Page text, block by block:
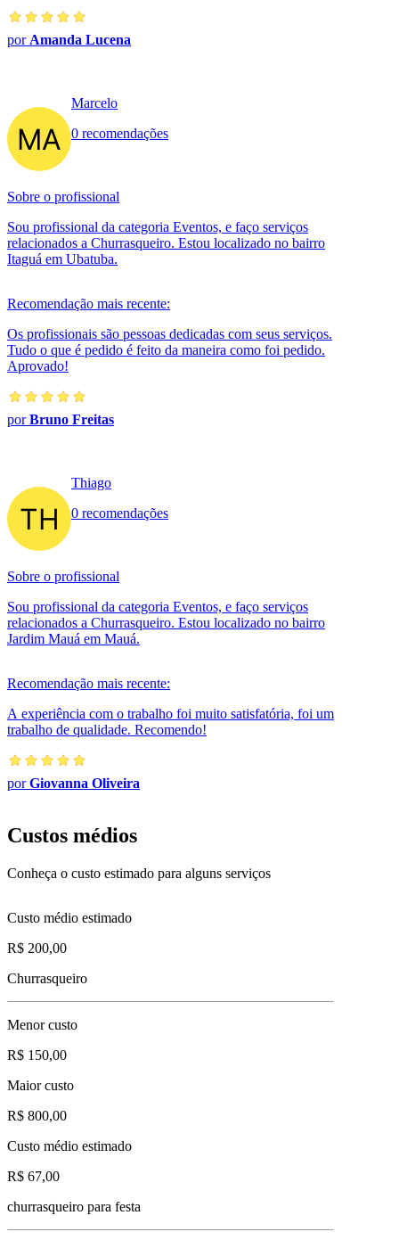
por Amanda Lucena
Marcelo
0 recomendações
Sobre o profissional
Sou profissional da categoria Eventos, e faço serviços
relacionados a Churrasqueiro. Estou localizado no bairro
Itaguá em Ubatuba.
Recomendação mais recente:
Os profissionais são pessoas dedicadas com seus serviços.
Tudo o que é pedido é feito da maneira como foi pedido.
Aprovado!
porBruno Freitas
Thiago
0 recomendações
Sobre o profissional
Sou profissional da categoria Eventos, e faço serviços
relacionados a Churrasqueiro. Estou localizado no bairro
Jardim Mauá em Mauá.
Recomendação mais recente:
A experiência com o trabalho foi muito satisfatória, foi um
trabalho de qualidade. Recomendo!
porGiovanna Oliveira
Custos médios
Conheça o custo estimado para alguns serviços
Custo médio estimado
R$ 200,00
Churrasqueiro
Menor custo
R$ 150,00
Maior custo
R$ 800,00
Custo médio estimado
R$ 67,00
churrasqueiro para festa